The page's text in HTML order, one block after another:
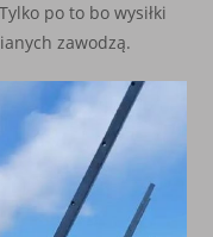
po to bo wysiłki
zawodzą.